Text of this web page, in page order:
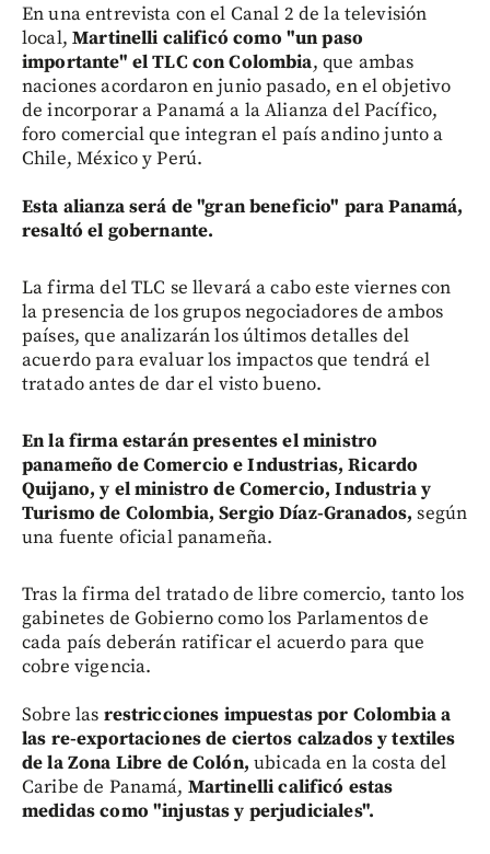
En una entrevista con el Canal 2 de la televisión
local,Martinelli calificó como "un paso
importante" el TLC con Colombia, que ambas
naciones acordaron en junio pasado, en el objetivo
de incorporar a Panamá a la Alianza del Pacífico,
foro comercial que integran el país andino junto a
Chile, México y Perú.
Esta alianza será de "gran beneficio" para Panamá,
resaltó el gobernante.
La firma del TLC se llevará a cabo este viernes con
la presencia de los grupos negociadores de ambos
países, que analizarán los últimos detalles del
acuerdo para evaluar los impactos que tendrá el
tratado antes de dar el visto bueno.
En la firma estarán presentes el ministro
panameño de Comercio e Industrias, Ricardo
Quijano, y el ministro de Comercio, Industria y
Turismo de Colombia, Sergio Díaz-Granados, según
una fuente oficial panameña.
Tras la firma del tratado de libre comercio, tanto los
gabinetes de Gobierno como los Parlamentos de
cada país deberán ratificar el acuerdo para que
cobre vigencia.
Sobre las restricciones impuestas por Colombia a
las re-exportaciones de ciertos calzados y textiles
de la Zona Libre de Colón, ubicada en la costa del
Caribe de Panamá, Martinelli calificó estas
medidas como "injustas y perjudiciales".